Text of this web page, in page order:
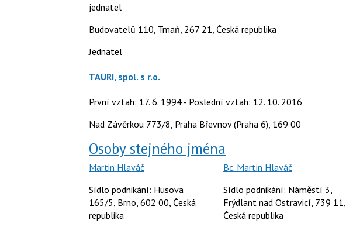
jednatel
Budovatelů 110, Tmaň, 267 21, Česká republika
Jednatel
TAURI, spol. s r.o.
První vztah: 17. 6. 1994 - Poslední vztah: 12. 10. 2016
Nad Závěrkou 773/8, Praha Břevnov (Praha 6), 169 00
Osoby stejného jména
Martin Hlaváč
Sídlo podnikání: Husova
165/5, Brno, 602 00, Česká
republika
Bc. Martin Hlaváč
Sídlo podnikání: Náměstí 3,
Frýdlant nad Ostravicí, 739 11,
Česká republika